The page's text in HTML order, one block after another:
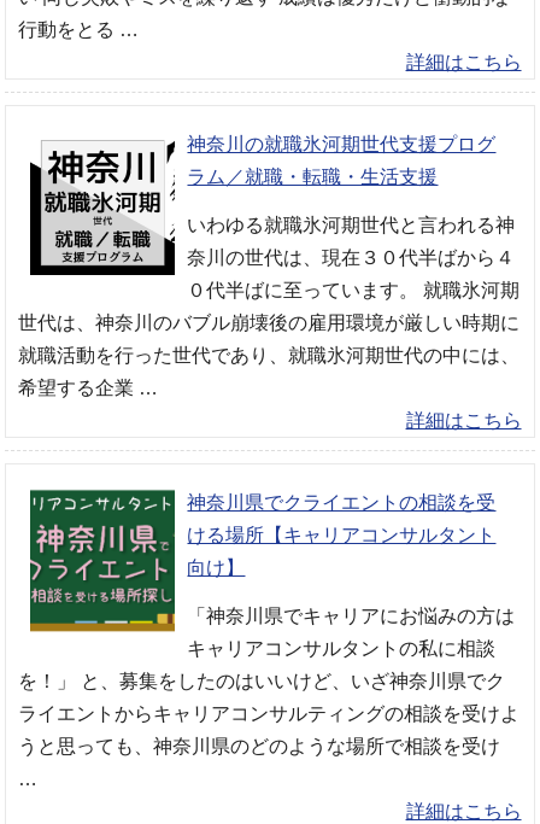
行動をとる …
詳細はこちら
神奈川の就職氷河期世代支援プログ
ラム／就職・転職・生活支援
いわゆる就職氷河期世代と言われる神
奈川の世代は、現在３０代半ばから４
０代半ばに至っています。 就職氷河期
世代は、神奈川のバブル崩壊後の雇用環境が厳しい時期に
就職活動を行った世代であり、就職氷河期世代の中には、
希望する企業 …
詳細はこちら
神奈川県でクライエントの相談を受
ける場所【キャリアコンサルタント
向け】
「神奈川県でキャリアにお悩みの方は
キャリアコンサルタントの私に相談
を！」 と、募集をしたのはいいけど、いざ神奈川県でク
ライエントからキャリアコンサルティングの相談を受けよ
うと思っても、神奈川県のどのような場所で相談を受け
…
詳細はこちら